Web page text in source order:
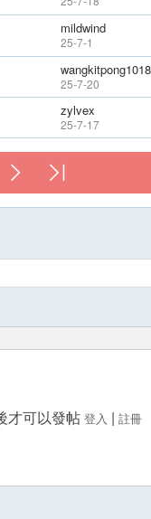
mildwind
25-7-1
wangkitpong1018
25-7-20
zylvex
25-7-17
才可以發帖 登入 | 註冊